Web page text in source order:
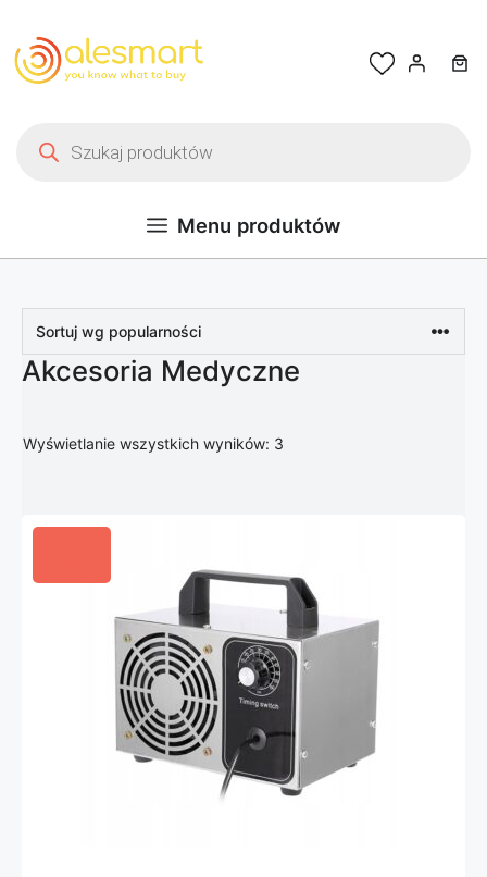
Menu produktów
Akcesoria Medyczne
Wyświetlanie wszystkich wyników: 3